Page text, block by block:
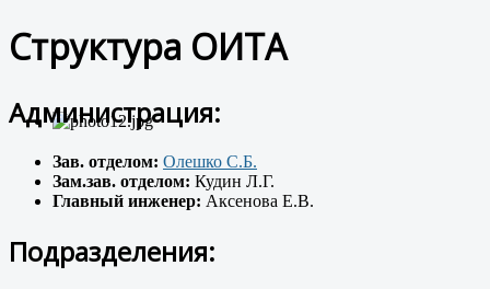
Структура ОИТА
Администрация:
Зав. отделом: Олешко С.Б.
Зам.зав. отделом: Кудин Л.Г.
Главный инженер: Аксенова Е.В.
Подразделения: